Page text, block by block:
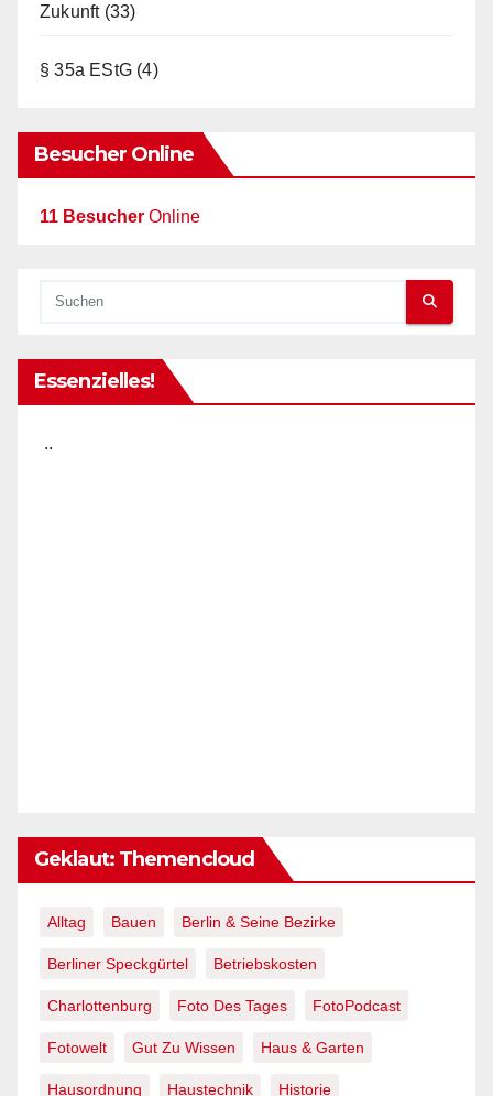
Zukunft(33)
§ 35a EStG (4)
Besucher Online
11 Besucher Online
Essenzielles!
..
Geklaut: Themencloud
Alltag Bauen Berlin & Seine Bezirke
Berliner Speckgürtel Betriebskosten
Charlottenburg Foto Des Tages FotoPodcast
Fotowelt Gut Zu Wissen Haus & Garten
Hausordnung Haustechnik Historie